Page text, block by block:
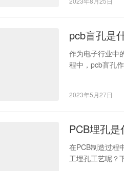
pcb盲孔是
作为电子行业中
程中，pcb盲孔
2023年5月27日
PCB埋孔
在PCB制造过程
工埋孔工艺呢？